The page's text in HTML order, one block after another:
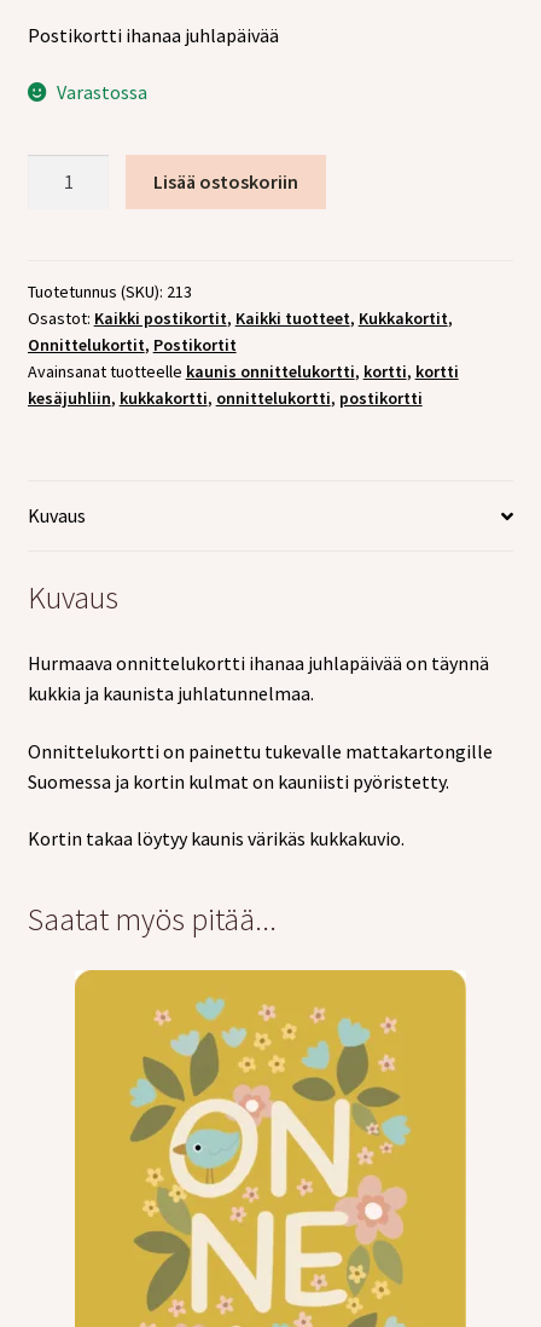
Postikortti ihanaa juhlapäivää
Varastossa
Lisää ostoskoriin
Tuotetunnus (SKU): 213
Osastot: Kaikki postikortit, Kaikki tuotteet, Kukkakortit,
Onnittelukortit, Postikortit
Avainsanat tuotteelle kaunis onnittelukortti, kortti, kortti
kesäjuhliin, kukkakortti, onnittelukortti, postikortti
Kuvaus
Kuvaus
Hurmaava onnittelukortti ihanaa juhlapäivää on täynnä
kukkia ja kaunista juhlatunnelmaa.
Onnittelukortti on painettu tukevalle mattakartongille
Suomessa ja kortin kulmat on kauniisti pyöristetty.
Kortin takaa löytyy kaunis värikäs kukkakuvio.
Saatat myös pitää...